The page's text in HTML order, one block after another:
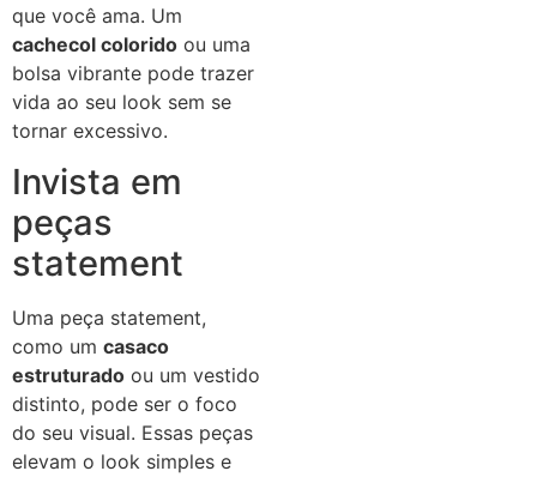
que você ama. Um
cachecol colorido ou uma
bolsa vibrante pode trazer
vida ao seu look sem se
tornar excessivo.
Invista em
peças
statement
Uma peça statement,
como um casaco
estruturado ou um vestido
distinto, pode ser o foco
do seu visual. Essas peças
elevam o look simples e